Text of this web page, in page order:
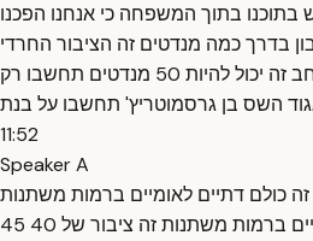
בתוכנו בתוך המשפחה כי אנחנו הפכנו
בדרך כמה מנדטים זה הציבור החרדי
והדתי לאומי במובנו הכי רחב זה יכול להיות 50 מנדטים תחשבו רק
השס בן גרסמוטריץ' תחשבו על בנת
11:52
Speaker A
כולם דתיים לאומיים ברמות משתנות
חרדים ברמות משתנות דתיים ברמות משתנות זה ציבור של 40 45